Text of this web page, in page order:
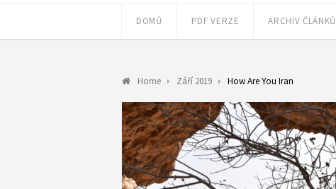
DOMŮ PDF VERZE ARCHIV ČLÁNKŮ
Home Září 2019 How Are You Iran